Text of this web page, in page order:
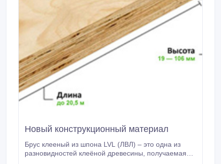
Новый конструкционный материал
Брус клееный из шпона LVL (ЛВЛ) – это одна из
разновидностей клеёной древесины, получаемая